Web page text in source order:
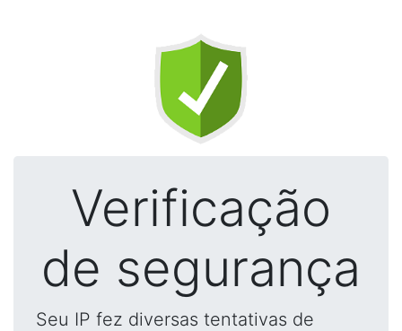
Verificação
de segurança
Seu IP fez diversas tentativas de